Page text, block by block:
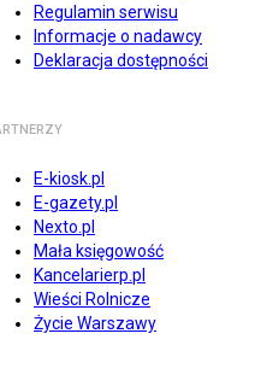
Regulamin serwisu
Informacje o nadawcy
Deklaracja dostępności
E-kiosk.pl
E-gazety.pl
Nexto.pl
Mała księgowość
Kancelarierp.pl
Wieści Rolnicze
Życie Warszawy